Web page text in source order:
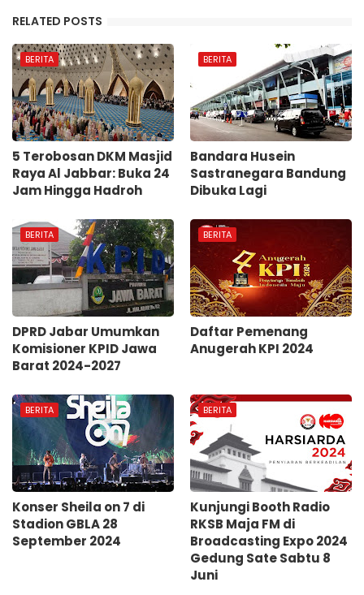
RELATED POSTS
BERITA
5 Terobosan DKM Masjid
Raya Al Jabbar: Buka 24
Jam Hingga Hadroh
BERITA
Bandara Husein
Sastranegara Bandung
Dibuka Lagi
BERITA
DPRD Jabar Umumkan
Komisioner KPID Jawa
Barat 2024-2027
BERITA
Daftar Pemenang
Anugerah KPI 2024
BERITA
Konser Sheila on 7 di
Stadion GBLA 28
September 2024
BERITA
Kunjungi Booth Radio
RKSB Maja FM di
Broadcasting Expo 2024
Gedung Sate Sabtu 8
Juni